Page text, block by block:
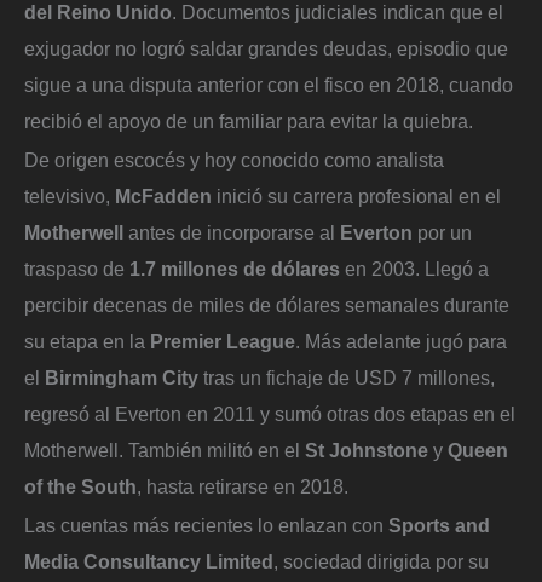
del Reino Unido. Documentos judiciales indican que el
exjugador no logró saldar grandes deudas, episodio que
sigue a una disputa anterior con el fisco en 2018, cuando
recibió el apoyo de un familiar para evitar la quiebra.
De origen escocés y hoy conocido como analista
televisivo, McFadden inició su carrera profesional en el
Motherwell antes de incorporarse al Everton por un
traspaso de 1.7 millones de dólares en 2003. Llegó a
percibir decenas de miles de dólares semanales durante
su etapa en la Premier League. Más adelante jugó para
el Birmingham City tras un fichaje de USD 7 millones,
regresó al Everton en 2011 y sumó otras dos etapas en el
Motherwell. También militó en el St Johnstone y Queen
of the South, hasta retirarse en 2018.
Las cuentas más recientes lo enlazan con Sports and
Media Consultancy Limited, sociedad dirigida por su